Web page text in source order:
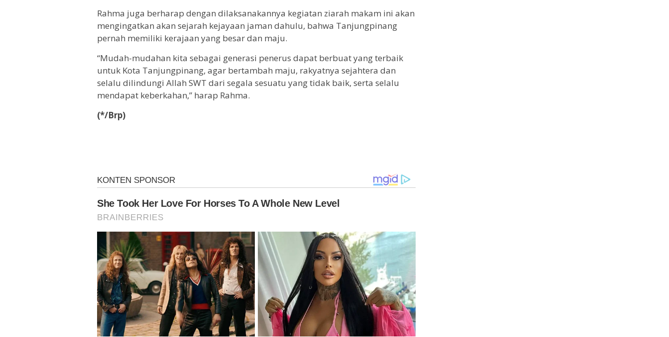
Rahma juga berharap dengan dilaksanakannya kegiatan ziarah makam ini akan
mengingatkan akan sejarah kejayaan jaman dahulu, bahwa Tanjungpinang
pernah memiliki kerajaan yang besar dan maju.
“Mudah-mudahan kita sebagai generasi penerus dapat berbuat yang terbaik
untuk Kota Tanjungpinang, agar bertambah maju, rakyatnya sejahtera dan
selalu dilindungi Allah SWT dari segala sesuatu yang tidak baik, serta selalu
mendapat keberkahan,” harap Rahma.
(*/Brp)